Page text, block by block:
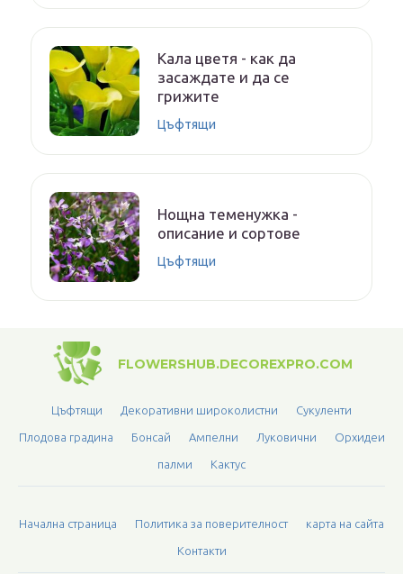
Кала цветя - как да
засаждате и да се
грижите
Цъфтящи
Нощна теменужка -
описание и сортове
Цъфтящи
FLOWERSHUB.DECOREXPRO.COM
Цъфтящи Декоративни широколистни Сукуленти
Плодова градина Бонсай Ампелни Луковични Орхидеи
палми Кактус
Начална страница Политика за поверителност карта на сайта
Контакти